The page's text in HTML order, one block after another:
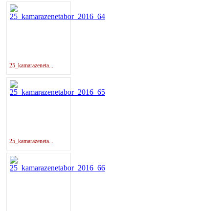
25_kamarazeneta...
25_kamarazeneta...